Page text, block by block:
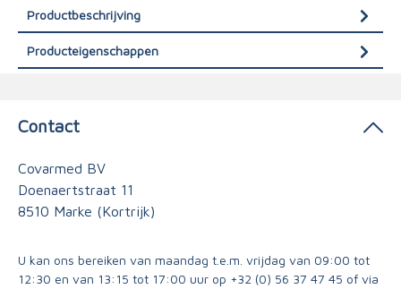
Productbeschrijving
Producteigenschappen
Contact
Covarmed BV
Doenaertstraat 11
8510 Marke (Kortrijk)
U kan ons bereiken van maandag t.e.m. vrijdag van 09:00 tot
12:30 en van 13:15 tot 17:00 uur op +32 (0) 56 37 47 45 of via